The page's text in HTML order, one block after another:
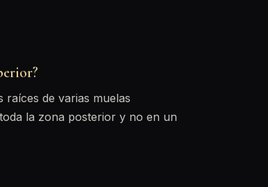
de varias muelas
la zona posterior y no en un